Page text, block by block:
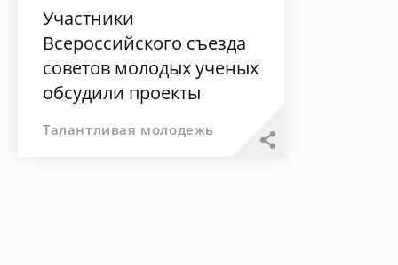
Участники
Всероссийского съезда
советов молодых ученых
обсудили проекты
Талантливая молодежь